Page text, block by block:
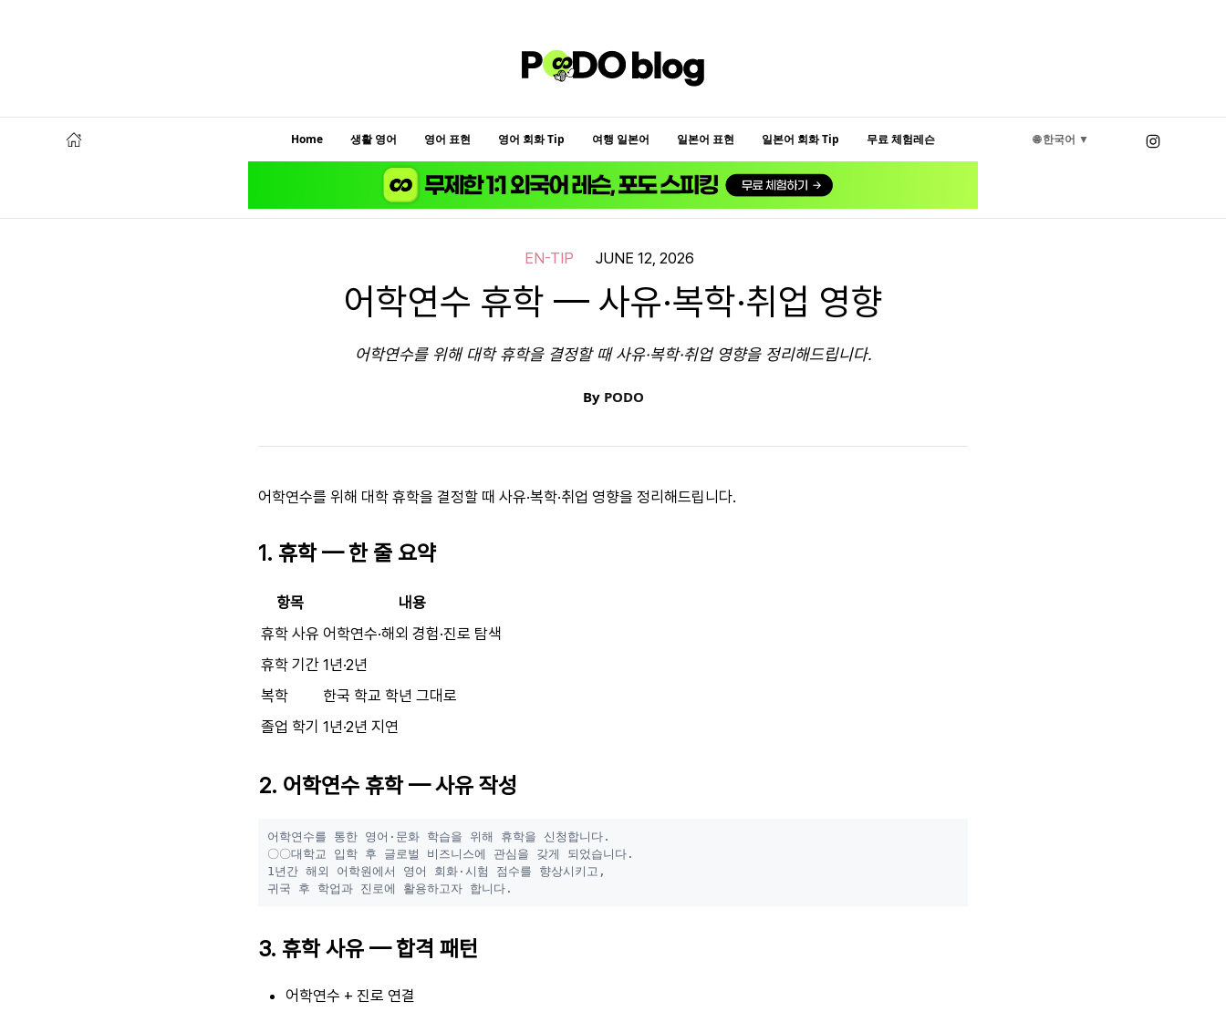
Home 생활 영어 영어 표현 영어 회화 Tip 여행 일본어 일본어 표현 일본어 회화 Tip 무료 체험레슨 🌐 한국어 ▼
EN-TIP JUNE 12, 2026
어학연수 휴학 — 사유·복학·취업 영향
어학연수를 위해 대학 휴학을 결정할 때 사유·복학·취업 영향을 정리해드립니다.
By PODO
어학연수를 위해 대학 휴학을 결정할 때 사유·복학·취업 영향을 정리해드립니다.
1. 휴학 — 한 줄 요약
항목
내용
휴학 사유 어학연수·해외 경험·진로 탐색
휴학 기간 1년·2년
복학
한국 학교 학년 그대로
졸업 학기 1년·2년 지연
2. 어학연수 휴학 — 사유 작성
어학연수를 통한 영어·문화 학습을 위해 휴학을 신청합니다.
〇〇대학교 입학 후 글로벌 비즈니스에 관심을 갖게 되었습니다.
1년간 해외 어학원에서 영어 회화·시험 점수를 향상시키고,
3. 휴학 사유 — 합격 패턴
어학연수 + 진로 연결